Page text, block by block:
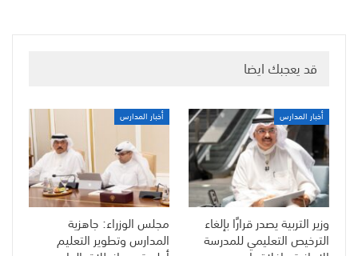
قد يعجبك ايضا
أخبار المدارس
وزير التربية يصدر قرارًا بإلغاء
الترخيص التعليمي للمدرسة
أخبار المدارس
مجلس الوزراء: جاهزية
المدارس وتطوير التعليم